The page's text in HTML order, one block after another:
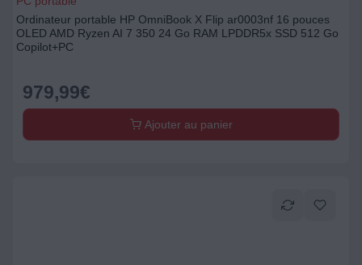
Ordinateur portable HP OmniBook X Flip ar0003nf 16 pouces
OLED AMD Ryzen AI 7 350 24 Go RAM LPDDR5x SSD 512 Go
Copilot+PC
979,99€
Ajouter au panier